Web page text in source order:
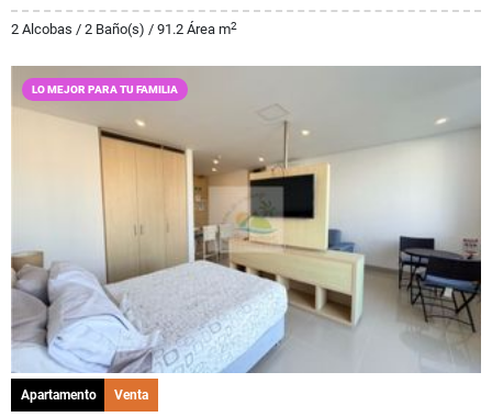
2 Alcobas / 2 Baño(s) / 91.2 Área m2
LO MEJOR PARA TU FAMILIA
Apartamento Venta